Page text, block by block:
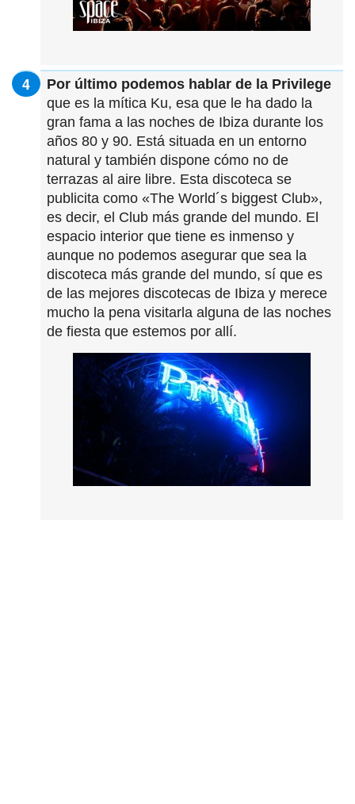
Por último podemos hablar de la Privilege
que es la mítica Ku, esa que le ha dado la
gran fama a las noches de Ibiza durante los
años 80 y 90. Está situada en un entorno
natural y también dispone cómo no de
terrazas al aire libre. Esta discoteca se
publicita como «The World´s biggest Club»,
es decir, el Club más grande del mundo. El
espacio interior que tiene es inmenso y
aunque no podemos asegurar que sea la
discoteca más grande del mundo, sí que es
de las mejores discotecas de Ibiza y merece
mucho la pena visitarla alguna de las noches
de fiesta que estemos por allí.